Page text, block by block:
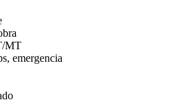
MT
emergencia